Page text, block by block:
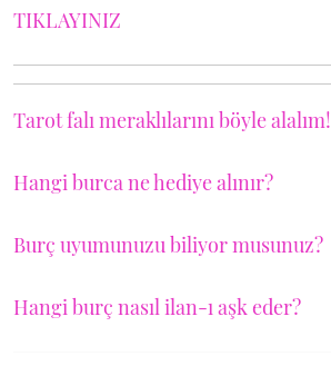
TIKLAYINIZ
Tarot falı meraklılarını böyle alalım!
Hangi burca ne hediye alınır?
Burç uyumunuzu biliyor musunuz?
Hangi burç nasıl ilan-ı aşk eder?